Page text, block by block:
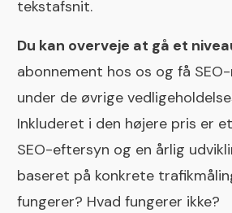
tekstafsnit.
Du kan overveje at gå et
abonnement hos os og få
under de øvrige
Inkluderet i den højere pris er
SEO-eftersyn og en årlig
baseret på konkrete
fungerer? Hvad fungerer ikke?